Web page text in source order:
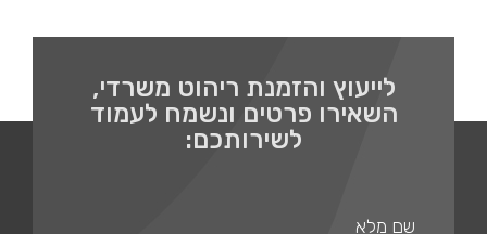
לייעוץ והזמנת ריהוט משרדי,
השאירו פרטים ונשמח לעמוד
לשירותכם: